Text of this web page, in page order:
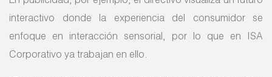
interactivo donde la experiencia del consumidor se
enfoque en interacción sensorial, por lo que en ISA
Corporativo ya trabajan en ello.